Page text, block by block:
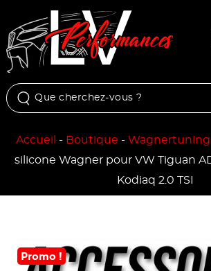
Accueil - Boutique - Wagnertuning
silicone Wagner pour VW Tiguan
Kodiaq 2.0 TSI
Promo !